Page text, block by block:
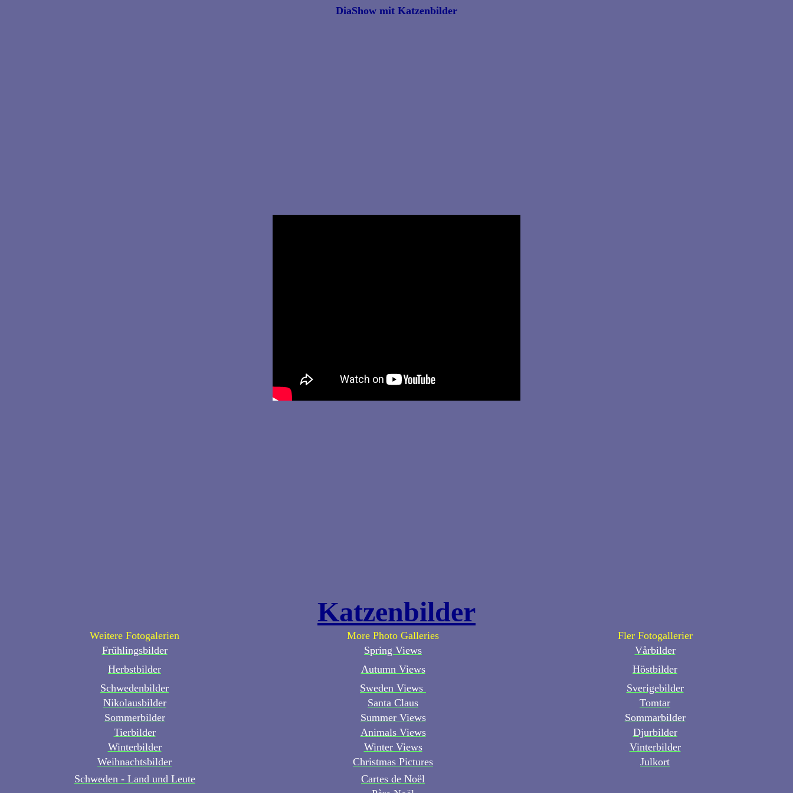
DiaShow mit Katzenbilder
Katzenbilder
Weitere Fotogalerien More Photo Galleries
Fler Fotogallerier
Frühlingsbilder
Spring Views
Vårbilder
Herbstbilder
Autumn Views
Höstbilder
Schwedenbilder
Sweden Views
Sverigebilder
Nikolausbilder
Santa Claus
Tomtar
Sommerbilder
Summer Views
Sommarbilder
Tierbilder
Animals Views
Djurbilder
Winterbilder
Winter Views
Vinterbilder
Weihnachtsbilder
Christmas Pictures
Julkort
Schweden - Land und Leute
Cartes de Noël